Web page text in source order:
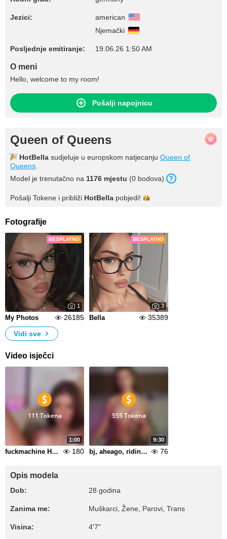
Jezici:
american
Njemački
Posljednje emitiranje: 19.06.26 1:50 AM
O meni
Hello, welcome to my room!
Pošalji napojnicu
Queen of Queens
HotBella sudjeluje u europskom natjecanju Queen of
Queens
Model je trenutačno na 1176 mjestu (0 bodova).
Pošalji Tokene i približi HotBella pobjedi!
Fotografije
BESPLATNO
1
My Photos 26185
BESPLATNO
3
Bella
35389
Vidi sve
Video isječci
1:00
111 Tokena
fuckmachine HUGE squirt 180
9:30
555 Tokena
bj, aheago, riding, finger in ass, squirt 76
Opis modela
Dob: 28 godina
Zanima me: Muškarci, Žene, Parovi, Trans
Visina: 4'7"